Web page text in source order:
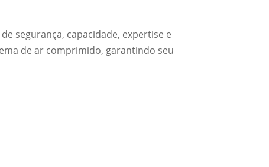
segurança, capacidade, expertise e
de ar comprimido, garantindo seu